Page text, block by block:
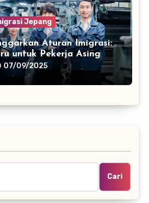
Jepang
Aturan Imigrasi:
untuk Pekerja Asing
Digital
07/09/2025
Cari